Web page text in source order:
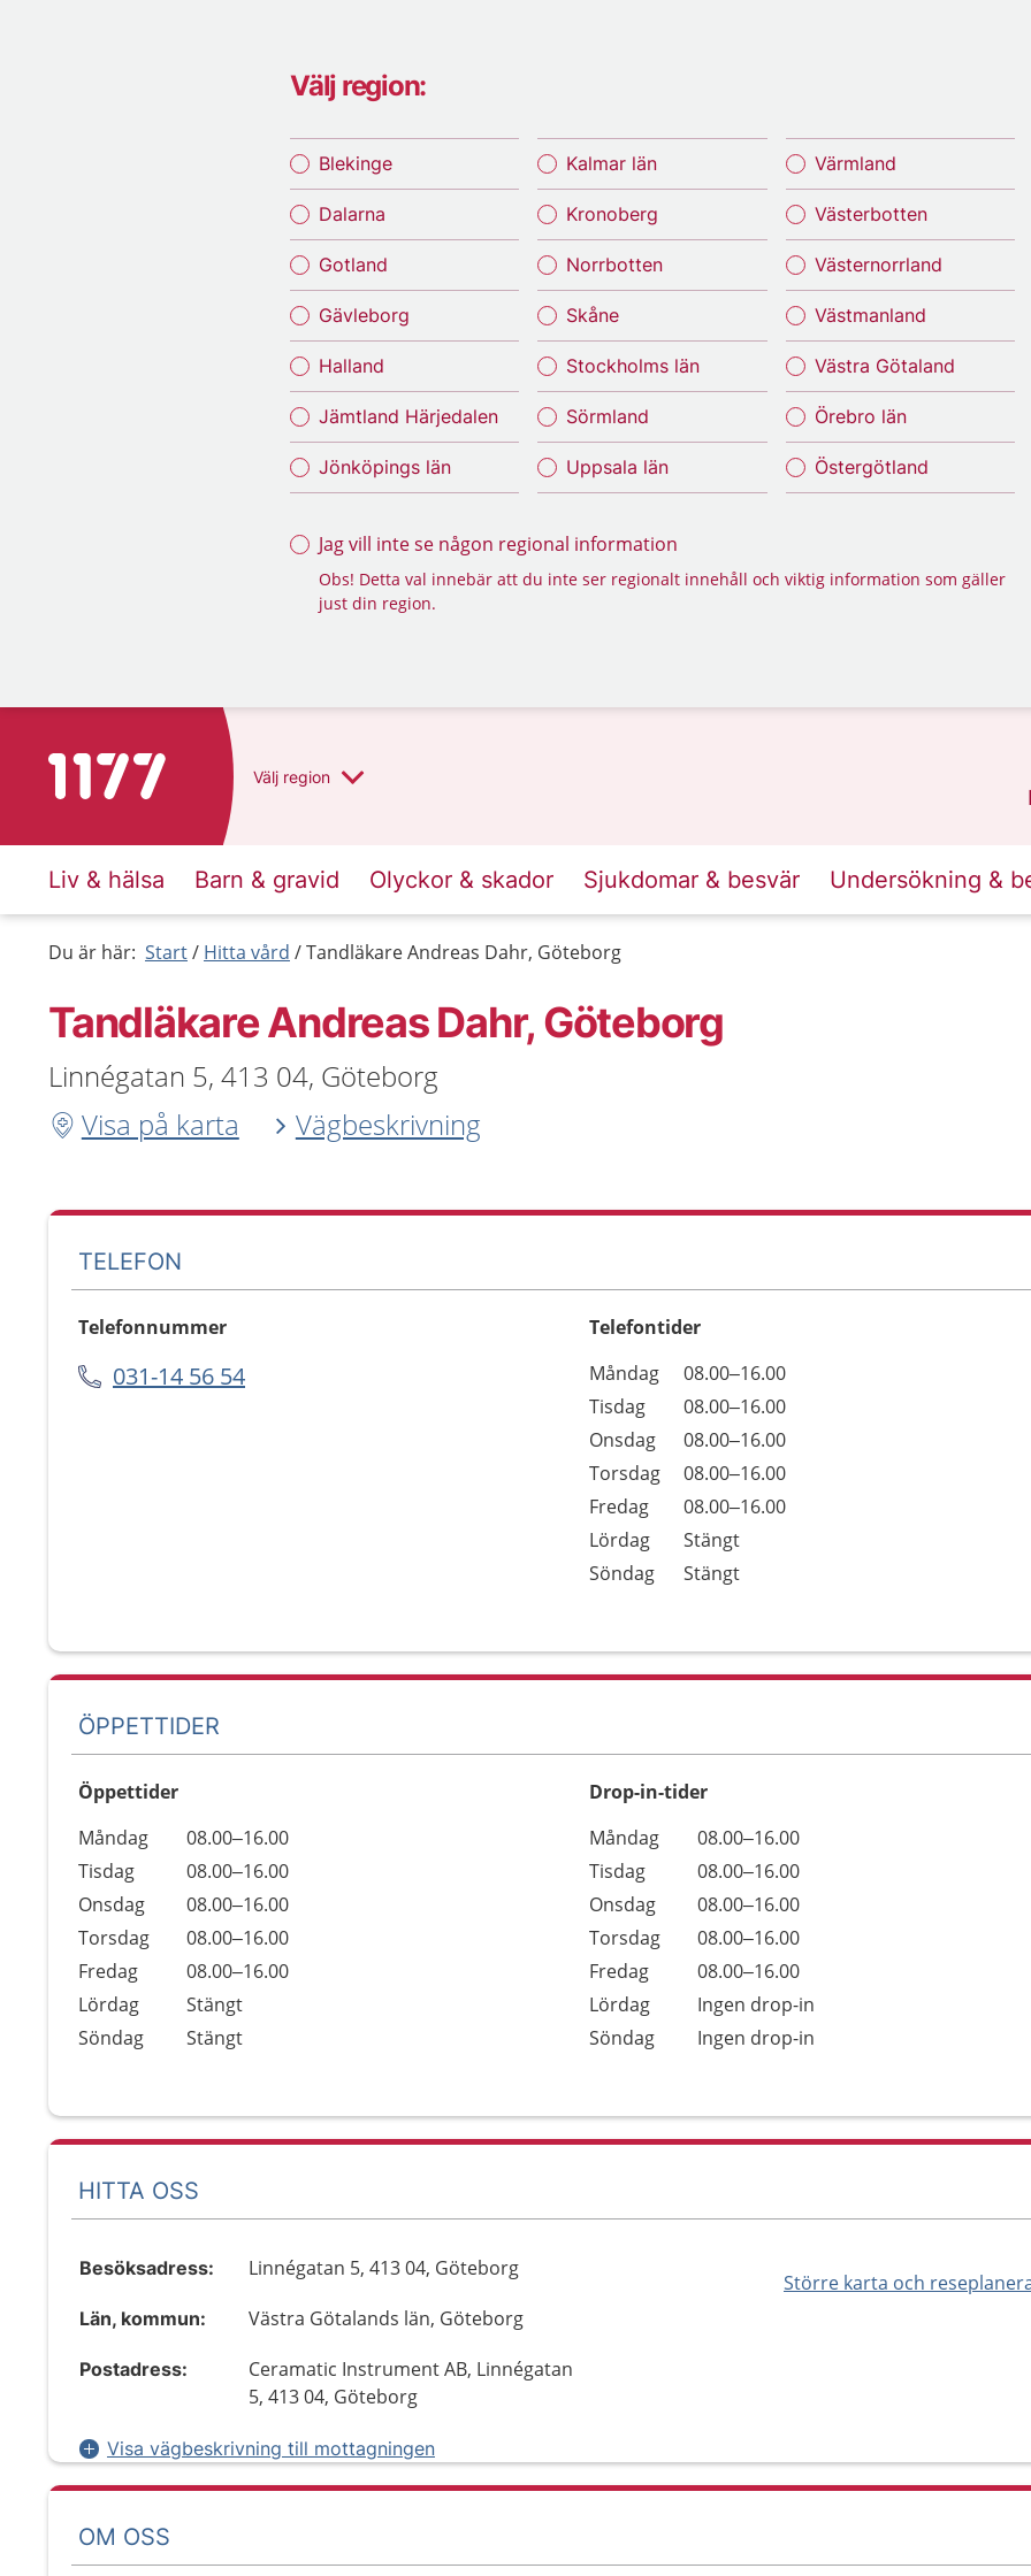
Välj region:
Blekinge
Dalarna
Gotland
Gävleborg
Halland
Jämtland Härjedalen
Jönköpings län
Kalmar län
Kronoberg
Norrbotten
Skåne
Stockholms län
Sörmland
Uppsala län
Värmland
Västerbotten
Västernorrland
Västmanland
Västra Götaland
Örebro län
Östergötland
Jag vill inte se någon regional information
Obs! Detta val innebär att du inte ser regionalt innehåll och viktig information som gäller
just din region.
Till startsidan för 1177 Välj region
Liv & hälsa Barn & gravid Olyckor & skador Sjukdomar & besvär Undersökning &
Du är här: Start Hitta vård Tandläkare Andreas Dahr, Göteborg
Tandläkare Andreas Dahr, Göteborg
Linnégatan 5, 413 04, Göteborg
Visa på karta
Vägbeskrivning
TELEFON
Telefonnummer
031-14 56 54
Telefontider
Dag
Öppettider
Kommentarer
Måndag
08.00–16.00
Tisdag
08.00–16.00
Onsdag
08.00–16.00
Torsdag
08.00–16.00
Fredag
08.00–16.00
Lördag
Stängt
Söndag
Stängt
ÖPPETTIDER
Öppettider
Dag
Öppettider
Kommentarer
Måndag
08.00–16.00
Tisdag
08.00–16.00
Onsdag
08.00–16.00
Torsdag
08.00–16.00
Fredag
08.00–16.00
Lördag
Stängt
Söndag
Stängt
Drop-in-tider
Måndag
08.00–16.00
Tisdag
08.00–16.00
Onsdag
08.00–16.00
Torsdag
08.00–16.00
Fredag
08.00–16.00
Lördag
Ingen drop-in
Söndag
Ingen drop-in
HITTA OSS
Större karta och
Besöksadress: Linnégatan 5, 413 04, Göteborg
Län, kommun: Västra Götalands län, Göteborg
Postadress:
Ceramatic Instrument AB, Linnégatan
5, 413 04, Göteborg
Visa vägbeskrivning till mottagningen
OM OSS